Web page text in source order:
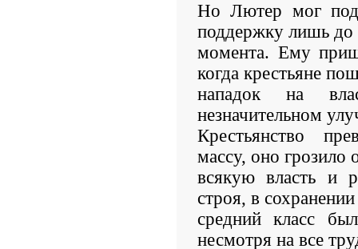
Но Лютер мог
поддержку лишь до
момента. Ему
когда крестьяне
нападок на
незначительном
Крестьянство
массу, оно грозило
всякую власть и
строя, в
средний класс
несмотря на все